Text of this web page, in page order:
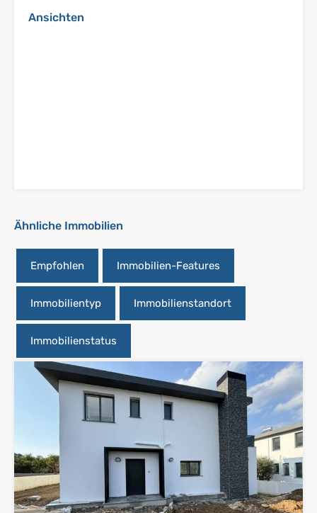
Ansichten
Ähnliche Immobilien
Empfohlen Immobilien-Features
Immobilientyp Immobilienstandort
Immobilienstatus